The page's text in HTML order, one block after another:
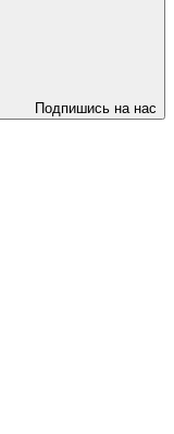
Подпишись на нас